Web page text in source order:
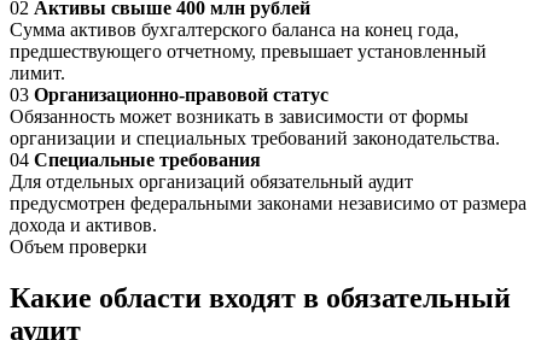
02 Активы свыше 400 млн рублей
Сумма активов бухгалтерского баланса на конец года,
предшествующего отчетному, превышает установленный
лимит.
03 Организационно-правовой статус
Обязанность может возникать в зависимости от формы
организации и специальных требований законодательства.
04 Специальные требования
Для отдельных организаций обязательный аудит
предусмотрен федеральными законами независимо от размера
дохода и активов.
Объем проверки
Какие области входят в обязательный
аудит